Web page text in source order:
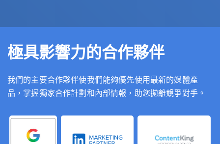
極具影響力的合作夥伴
我們的主要合作夥伴使我們能夠優先使用最新的媒體產
品，掌握獨家合作計劃和內部情報，助您拋離競爭對手。